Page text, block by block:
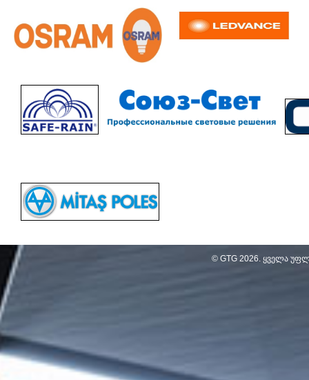
© GTG 2026. ყველა